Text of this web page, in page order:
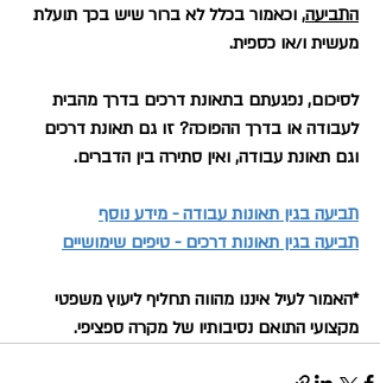
התביעה, וכאמור בכלל לא ברור שיש בכך תועלת
מעשית ו/או כספית.
לסיכום, נפגעתם בתאונת דרכים בדרך מהבית
לעבודה או בדרך ההפוכה? זו גם תאונת דרכים
וגם תאונת עבודה, ואין סתירה בין הדברים.
תביעה בגין תאונות עבודה - מידע נוסף
תביעה בגין תאונות דרכים - טיפים שימושיים
*האמור לעיל איננו מהווה תחליף ליעוץ משפטי
מקצועי התואם נסיבותיו של מקרה ספציפי.